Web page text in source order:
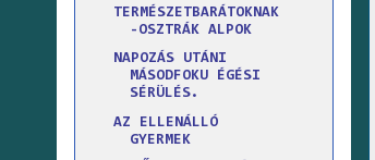
TERMÉSZETBARÁTOKNAK
-OSZTRÁK ALPOK
NAPOZÁS UTÁNI
MÁSODFOKU ÉGÉSI
SÉRÜLÉS.
AZ ELLENÁLLÓ
GYERMEK